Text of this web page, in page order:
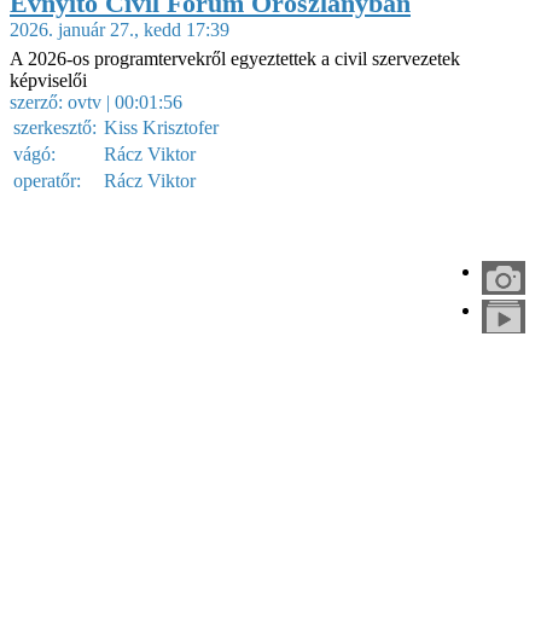
2026. január 27., kedd 17:39
A 2026-os programtervekről egyeztettek a civil szervezetek
képviselői
szerző: ovtv | 00:01:56
szerkesztő: Kiss Krisztofer
vágó:
Rácz Viktor
operatőr:
Rácz Viktor